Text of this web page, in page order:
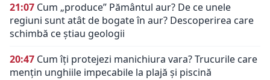
21:07 Cum „produce” Pământul aur? De ce unele
regiuni sunt atât de bogate în aur? Descoperirea care
schimbă ce știau geologii
20:47 Cum îți protejezi manichiura vara? Trucurile care
mențin unghiile impecabile la plajă și piscină